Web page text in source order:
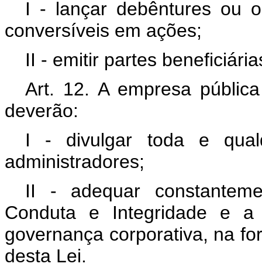
I - lançar debêntures ou
conversíveis em ações;
II - emitir partes
Art. 12. A empresa
deverão:
I - divulgar toda e
administradores;
II - adequar
Conduta e Integridade e
governança corporativa, na
desta Lei.